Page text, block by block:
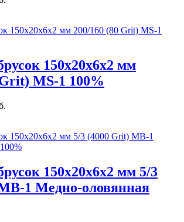
150х20х6х2 мм
MS-1 100%
150х20х6х2 мм 5/3
1 Медно-оловянная